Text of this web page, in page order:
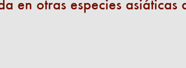
en otras especies asiáticas